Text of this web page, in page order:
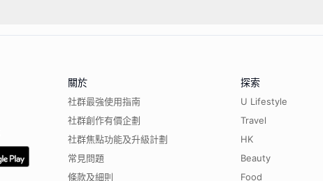
關於
社群最強使用指南
社群創作有價企劃
社群焦點功能及升級計劃
常見問題
條款及細則
探索
U Lifestyle
Travel
HK
Beauty
Food